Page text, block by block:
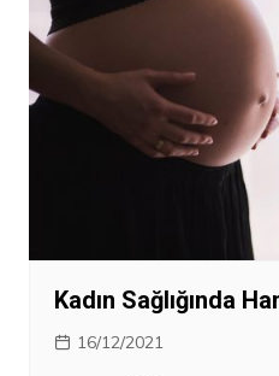
Kadın Sağlığında
16/12/2021